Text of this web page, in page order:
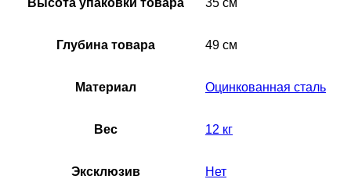
Глубина товара 49 см
Материал Оцинкованная сталь
Вес 12 кг
Эксклюзив Нет